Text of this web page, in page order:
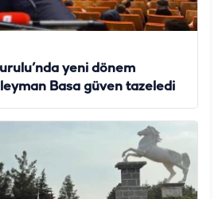
yeni dönem
Basa güven tazeledi